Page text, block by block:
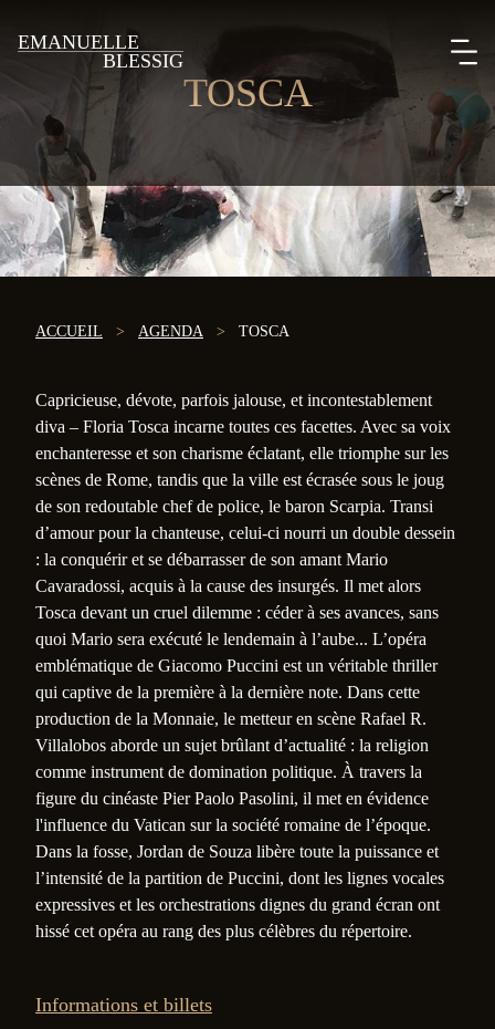
EMANUELLE
BLESSIG
TOSCA
ACCUEIL > AGENDA > TOSCA
Capricieuse, dévote, parfois jalouse, et incontestablement
diva – Floria Tosca incarne toutes ces facettes. Avec sa voix
enchanteresse et son charisme éclatant, elle triomphe sur les
scènes de Rome, tandis que la ville est écrasée sous le joug
de son redoutable chef de police, le baron Scarpia. Transi
d’amour pour la chanteuse, celui-ci nourri un double dessein
: la conquérir et se débarrasser de son amant Mario
Cavaradossi, acquis à la cause des insurgés. Il met alors
Tosca devant un cruel dilemme : céder à ses avances, sans
quoi Mario sera exécuté le lendemain à l’aube... L’opéra
emblématique de Giacomo Puccini est un véritable thriller
qui captive de la première à la dernière note. Dans cette
production de la Monnaie, le metteur en scène Rafael R.
Villalobos aborde un sujet brûlant d’actualité : la religion
comme instrument de domination politique. À travers la
figure du cinéaste Pier Paolo Pasolini, il met en évidence
l'influence du Vatican sur la société romaine de l’époque.
Dans la fosse, Jordan de Souza libère toute la puissance et
l’intensité de la partition de Puccini, dont les lignes vocales
expressives et les orchestrations dignes du grand écran ont
hissé cet opéra au rang des plus célèbres du répertoire.
Informations et billets